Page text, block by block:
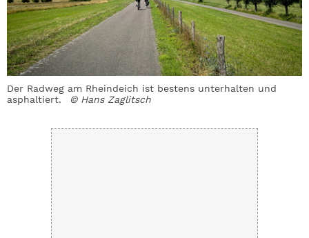
Der Radweg am Rheindeich ist bestens unterhalten und
asphaltiert.
© Hans Zaglitsch